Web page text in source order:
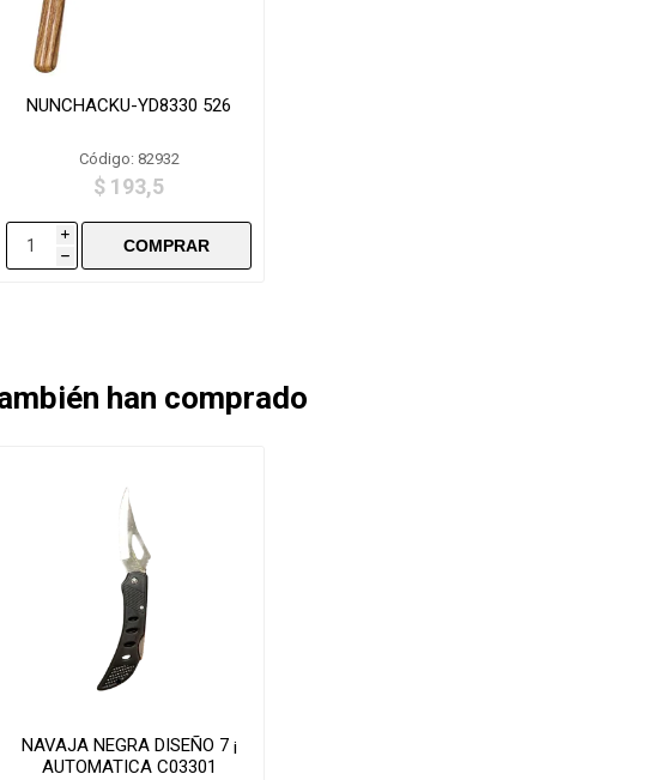
NUNCHACKU-YD8330 526
Código: 82932
$ 193,5
i
h
han comprado
NAVAJA NEGRA DISEÑO 7 ¡
AUTOMATICA C03301